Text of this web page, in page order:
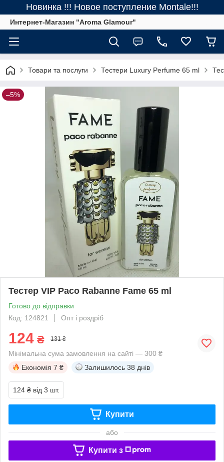
Новинка !!! Новое поступление Montale!!!
Интернет-Магазин "Aroma Glamour"
Товари та послуги Тестери Luxury Perfume 65 ml
–5%
Тестер VIP Paco Rabanne Fame 65 ml
Готово до відправки
Код: 124821
Опт і роздріб
124 ₴ 131 ₴
Мінімальна сума замовлення на сайті — 300 ₴
Економія 7 ₴ Залишилось 38 днів
124 ₴ від 3 шт.
Купити
або
Купити з